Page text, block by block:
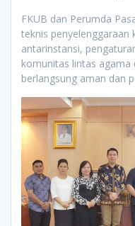
FKUB dan Perumda
teknis penyelenggaraan
antarinstansi,
komunitas lintas
berlangsung aman dan